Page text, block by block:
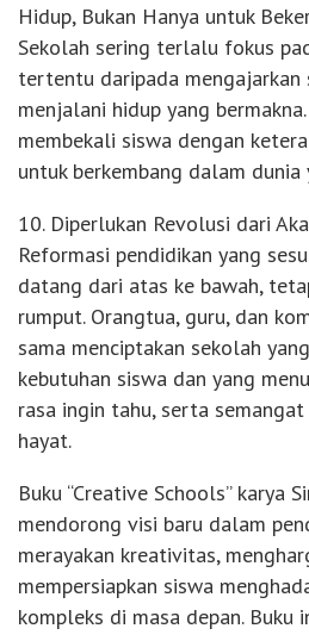
Hidup, Bukan Hanya untuk
Sekolah sering terlalu fokus
tertentu daripada mengajarkan
menjalani hidup yang
membekali siswa dengan
untuk berkembang dalam dunia
10. Diperlukan Revolusi dari
Reformasi pendidikan yang
datang dari atas ke bawah,
rumput. Orangtua, guru, dan
sama menciptakan sekolah
kebutuhan siswa dan yang
rasa ingin tahu, serta
hayat.
Buku “Creative Schools” karya
mendorong visi baru dalam
merayakan kreativitas,
mempersiapkan siswa
kompleks di masa depan. Buku